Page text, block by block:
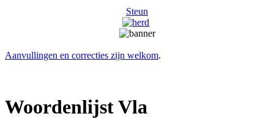
Steun
Aanvullingen en correcties zijn welkom.
Woordenlijst Vla